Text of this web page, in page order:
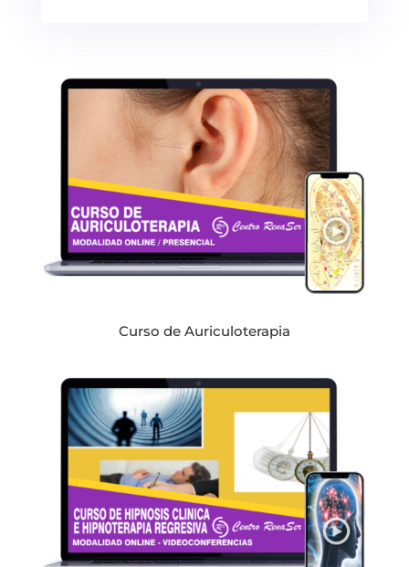
Curso de Auriculoterapia